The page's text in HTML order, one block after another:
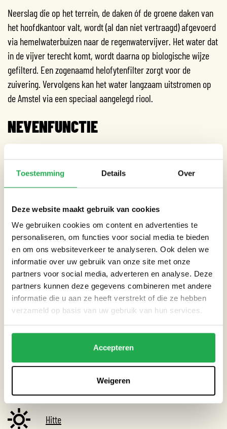
Toestemming Details Over
Deze website maakt gebruik van cookies
We gebruiken cookies om content en advertenties te
personaliseren, om functies voor social media te bieden
en om ons websiteverkeer te analyseren. Ook delen we
informatie over uw gebruik van onze site met onze
partners voor social media, adverteren en analyse. Deze
partners kunnen deze gegevens combineren met andere
informatie die u aan ze heeft verstrekt of die ze hebben
verzameld op basis van uw gebruik van hun services.
Accepteren
Weigeren
Neerslag die op het terrein, de daken óf de groene daken van
het hoofdkantoor valt, wordt (al dan niet vertraagd) afgevoerd
via hemelwaterbuizen naar de regenwatervijver. Het water dat
in de vijver terecht komt, wordt daarna op biologische wijze
gefilterd. Een zogenaamd helofytenfilter zorgt voor de
zuivering. Vervolgens kan het water langzaam uitstromen op
de Amstel via een speciaal aangelegd riool.
NEVENFUNCTIE
gestart, waarbij het gezuiverde hemelwater uit de vijver
gebruikt werd voor de toiletspoelingen in het gebouw. Hiermee
werd op jaarbasis 3800m³ aan water bespaard. Echter gaf dit
niet het gewenste resultaat en is de pilot stop gezet in 2011.
CATEGORIEËN
Tuin
THEMA’S
Droogte
Hitte